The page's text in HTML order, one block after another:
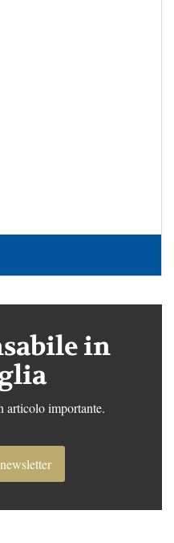
in
articolo importante.